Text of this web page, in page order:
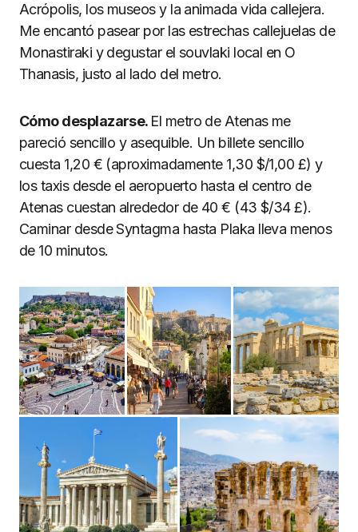
Acrópolis, los museos y la animada vida callejera.
Me encantó pasear por las estrechas callejuelas de
Monastiraki y degustar el souvlaki local en O
Thanasis, justo al lado del metro.
Cómo desplazarse. El metro de Atenas me
pareció sencillo y asequible. Un billete sencillo
cuesta 1,20 € (aproximadamente 1,30 $/1,00 £) y
los taxis desde el aeropuerto hasta el centro de
Atenas cuestan alrededor de 40 € (43 $/34 £).
Caminar desde Syntagma hasta Plaka lleva menos
de 10 minutos.